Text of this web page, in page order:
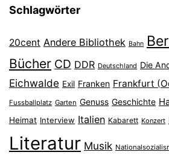
Schlagwörter
20cent Andere Bibliothek Bahn
Bücher CD DDR Deutschland Die
Eichwalde Exil Franken Frankfurt
Fussballplatz Garten Genuss Geschichte
Heimat Interview Italien Kabarett Konzert
Literatur Musik